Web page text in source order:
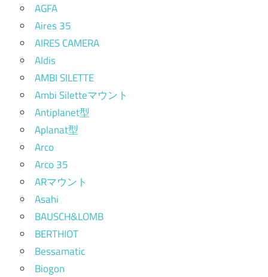
AGFA
Aires 35
AIRES CAMERA
Aldis
AMBI SILETTE
Ambi Siletteマウント
Antiplanet型
Aplanat型
Arco
Arco 35
ARマウント
Asahi
BAUSCH&LOMB
BERTHIOT
Bessamatic
Biogon